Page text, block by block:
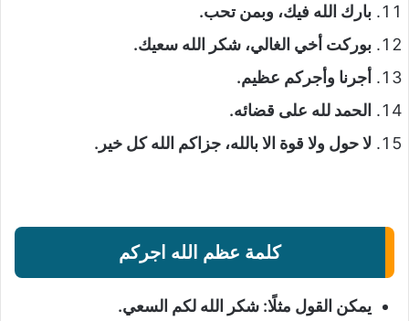
بارك الله فيك، وبمن تحب.
بوركت أخي الغالي، شكر الله سعيك.
أجرنا وأجركم عظيم.
الحمد لله على قضائه.
لا حول ولا قوة الا بالله، جزاكم الله كل خير.
كلمة عظم الله اجركم
يمكن القول مثلًا: شكر الله لكم السعي.